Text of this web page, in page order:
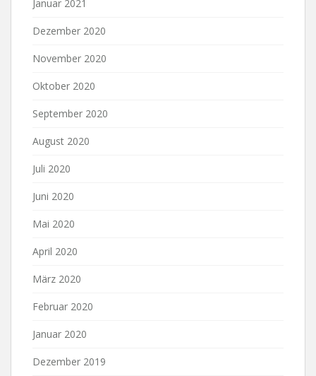
Januar 2021
Dezember 2020
November 2020
Oktober 2020
September 2020
August 2020
Juli 2020
Juni 2020
Mai 2020
April 2020
März 2020
Februar 2020
Januar 2020
Dezember 2019